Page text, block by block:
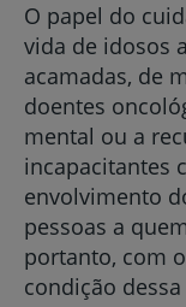
O papel do
vida de idosos
acamadas, de
doentes
mental ou a
incapacitantes
envolvimento
pessoas a
portanto, com
condição